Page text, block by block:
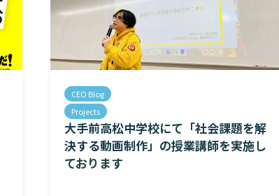
CEO Blog
Projects
大手前高松中学校にて「社会課題を解
決する動画制作」の授業講師を実施し
ております